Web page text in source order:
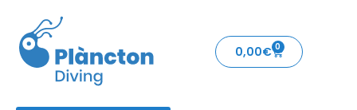
0,00€ 0